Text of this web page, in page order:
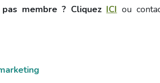
membre ? Cliquez ICI ou